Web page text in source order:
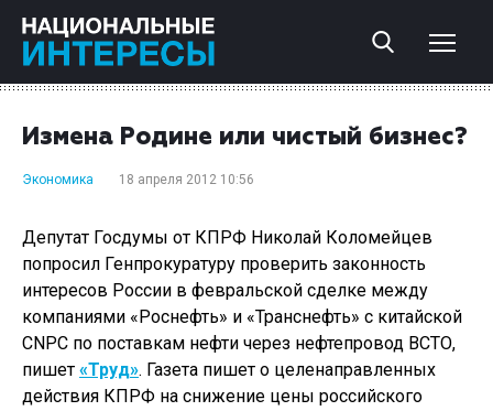
Измена Родине или чистый бизнес?
Экономика 18 апреля 2012 10:56
Депутат Госдумы от КПРФ Николай Коломейцев
попросил Генпрокуратуру проверить законность
интересов России в февральской сделке между
компаниями «Роснефть» и «Транснефть» с китайской
CNPC по поставкам нефти через нефтепровод ВСТО,
пишет «Труд». Газета пишет о целенаправленных
действия КПРФ на снижение цены российского